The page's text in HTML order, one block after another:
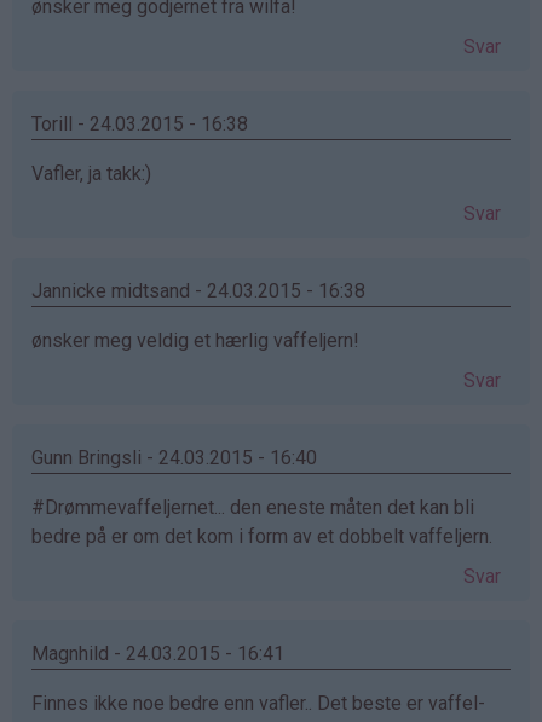
ønsker meg godjernet fra wilfa!
Svar
Torill - 24.03.2015 - 16:38
Vafler, ja takk:)
Svar
Jannicke midtsand - 24.03.2015 - 16:38
ønsker meg veldig et hærlig vaffeljern!
Svar
Gunn Bringsli - 24.03.2015 - 16:40
#Drømmevaffeljernet... den eneste måten det kan bli
bedre på er om det kom i form av et dobbelt vaffeljern.
Svar
Magnhild - 24.03.2015 - 16:41
Finnes ikke noe bedre enn vafler.. Det beste er vaffel-